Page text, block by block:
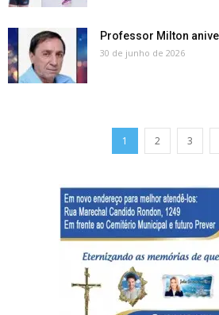
Professor Milton
30 de junho de 2026
1 2 3